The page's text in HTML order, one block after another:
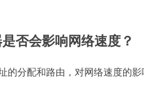
否会影响网络速度？
的分配和路由，对网络速度的